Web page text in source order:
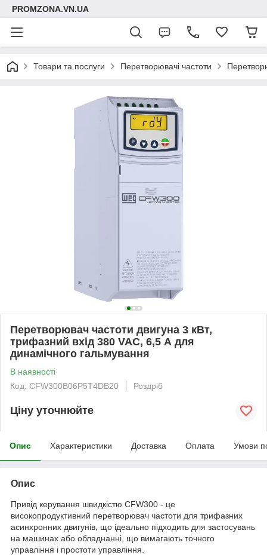
PROMZONA.VN.UA
Товари та послуги Перетворювачі частоти
Перетворювач частоти двигуна 3 кВт,
трифазний вхід 380 VAC, 6,5 А для
динамічного гальмування
В наявності
Код: CFW300B06P5T4DB20
Роздріб
Ціну уточнюйте
Опис Характеристики Доставка Оплата Умови
Опис
Привід керування швидкістю CFW300 - це
високопродуктивний перетворювач частоти для трифазних
асинхронних двигунів, що ідеально підходить для застосувань
на машинах або обладнанні, що вимагають точного
управління і простоти управління.